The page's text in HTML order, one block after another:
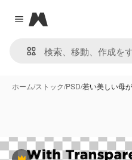
Close menu
Magnific
ホーム/ストック/PSD/若い美しい母